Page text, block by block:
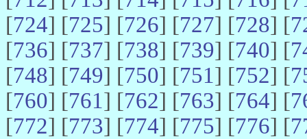
[724] [725] [726] [727] [728] [
[736] [737] [738] [739] [740] [
[748] [749] [750] [751] [752] [
[760] [761] [762] [763] [764] [
[772] [773] [774] [775] [776] [